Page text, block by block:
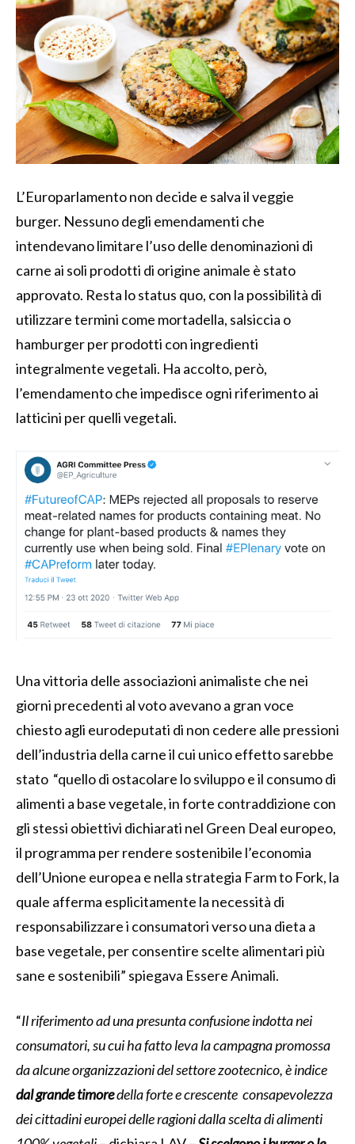
L’Europarlamento non decide e salva il veggie
burger. Nessuno degli emendamenti che
intendevano limitare l’uso delle denominazioni di
carne ai soli prodotti di origine animale è stato
approvato. Resta lo status quo, con la possibilità di
utilizzare termini come mortadella, salsiccia o
hamburger per prodotti con ingredienti
integralmente vegetali. Ha accolto, però,
l’emendamento che impedisce ogni riferimento ai
latticini per quelli vegetali.
Una vittoria delle associazioni animaliste che nei
giorni precedenti al voto avevano a gran voce
chiesto agli eurodeputati di non cedere alle pressioni
dell’industria della carne il cui unico effetto sarebbe
stato “quello di ostacolare lo sviluppo e il consumo di
alimenti a base vegetale, in forte contraddizione con
gli stessi obiettivi dichiarati nel Green Deal europeo,
il programma per rendere sostenibile l’economia
dell’Unione europea e nella strategia Farm to Fork, la
quale afferma esplicitamente la necessità di
responsabilizzare i consumatori verso una dieta a
base vegetale, per consentire scelte alimentari più
sane e sostenibili” spiegava Essere Animali.
“Il riferimento ad una presunta confusione indotta nei
consumatori, su cui ha fatto leva la campagna promossa
da alcune organizzazioni del settore zootecnico, è indice
dal grande timoredella forte e crescente consapevolezza
dei cittadini europei delle ragioni dalla scelta di alimenti